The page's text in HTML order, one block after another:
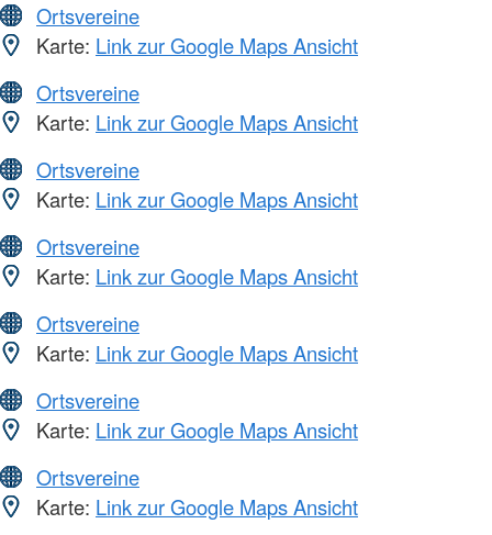
Ortsvereine
Karte: Link zur Google Maps Ansicht
Ortsvereine
Karte: Link zur Google Maps Ansicht
Ortsvereine
Karte: Link zur Google Maps Ansicht
Ortsvereine
Karte: Link zur Google Maps Ansicht
Ortsvereine
Karte: Link zur Google Maps Ansicht
Ortsvereine
Karte: Link zur Google Maps Ansicht
Ortsvereine
Karte: Link zur Google Maps Ansicht